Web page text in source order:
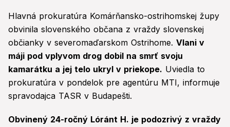
Hlavná prokuratúra Komárňansko-ostrihomskej župy
obvinila slovenského občana z vraždy slovenskej
občianky v severomaďarskom Ostrihome. Vlani v
máji pod vplyvom drog dobil na smrť svoju
kamarátku a jej telo ukryl v priekope. Uviedla to
prokuratúra v pondelok pre agentúru MTI, informuje
spravodajca TASR v Budapešti.
Obvinený 24-ročný Lóránt H. je podozrivý z vraždy